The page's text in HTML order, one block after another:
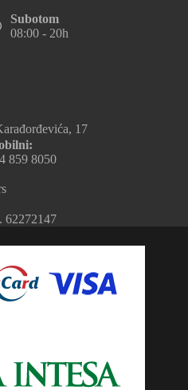
Subotom
08:00 - 20h
17
859 8050
62272147